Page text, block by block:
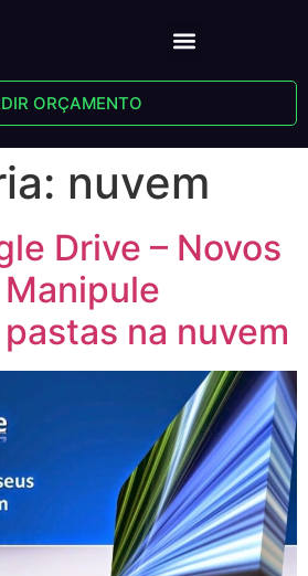
ORÇAMENTO
nuvem
Drive – Novos
na nuvem